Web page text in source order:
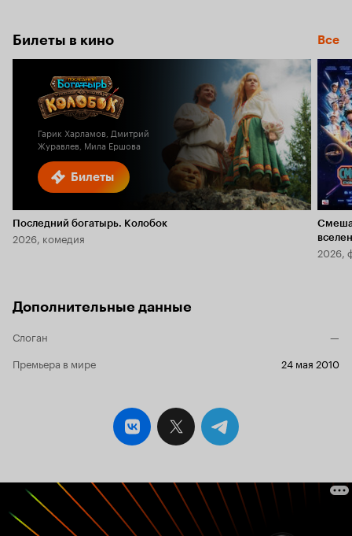
Билеты в кино Все
Билеты
Гарик Харламов, Дмитрий
Журавлев, Мила Ершова
Последний богатырь. Колобок
2026, комедия
2026,
Дополнительные данные
Слоган
—
Премьера в мире
24 мая 2010